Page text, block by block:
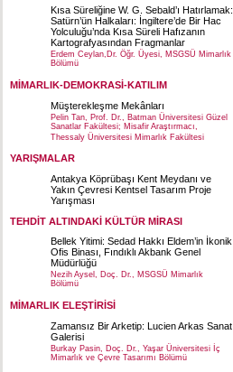
Kısa Süreliğine W. G. Sebald’ı Hatırlamak:
Satürn’ün Halkaları: İngiltere’de Bir Hac
Yolculuğu’nda Kısa Süreli Hafızanın
Kartografyasından Fragmanlar
Erdem Ceylan,Dr. Öğr. Üyesi, MSGSÜ Mimarlık
Bölümü
MİMARLIK-DEMOKRASİ-KATILIM
Müşterekleşme Mekânları
Pelin Tan, Prof. Dr., Batman Üniversitesi Güzel
Sanatlar Fakültesi; Misafir Araştırmacı,
Thessaly Üniversitesi Mimarlık Fakültesi
YARIŞMALAR
Antakya Köprübaşı Kent Meydanı ve
Yakın Çevresi Kentsel Tasarım Proje
Yarışması
TEHDİT ALTINDAKİ KÜLTÜR MİRASI
Bellek Yitimi: Sedad Hakkı Eldem’in İkonik
Ofis Binası, Fındıklı Akbank Genel
Müdürlüğü
Nezih Aysel, Doç. Dr., MSGSÜ Mimarlık
Bölümü
MİMARLIK ELEŞTİRİSİ
Zamansız Bir Arketip: Lucien Arkas Sanat
Galerisi
Burkay Pasin, Doç. Dr., Yaşar Üniversitesi İç
Mimarlık ve Çevre Tasarımı Bölümü